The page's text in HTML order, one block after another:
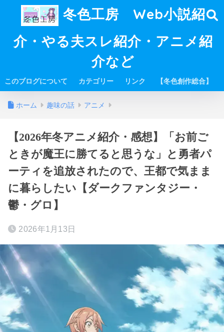
冬色工房 Web小説紹
介・やる夫スレ紹介・アニメ紹
介など
このブログについて カテゴリー リンク 【冬色創作総合】
ホーム 趣味の話 アニメ
【2026年冬アニメ紹介・感想】「お前ご
ときが魔王に勝てると思うな」と勇者パ
ーティを追放されたので、王都で気まま
に暮らしたい【ダークファンタジー・
鬱・グロ】
2026年1月13日